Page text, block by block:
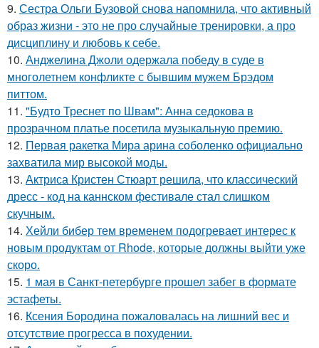
9. Сестра Ольги Бузовой снова напомнила, что активный
образ жизни - это не про случайные тренировки, а про
дисциплину и любовь к себе.
10. Анджелина Джоли одержала победу в суде в
многолетнем конфликте с бывшим мужем Брэдом
питтом.
11. "Будто Треснет по Швам": Анна седокова в
прозрачном платье посетила музыкальную премию.
12. Первая ракетка Мира арина соболенко официально
захватила мир высокой моды.
13. Актриса Кристен Стюарт решила, что классический
дресс - код на каннском фестивале стал слишком
скучным.
14. Хейли бибер тем временем подогревает интерес к
новым продуктам от Rhode, которые должны выйти уже
скоро.
15. 1 мая в Санкт-петербурге прошел забег в формате
эстафеты.
16. Ксения Бородина пожаловалась на лишний вес и
отсутствие прогресса в похудении.